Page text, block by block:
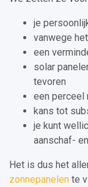
je
vanwege
een
solar
tevoren
een perceel
kans tot
je kunt
aanschaf-
Het is dus het
zonnepanelen te